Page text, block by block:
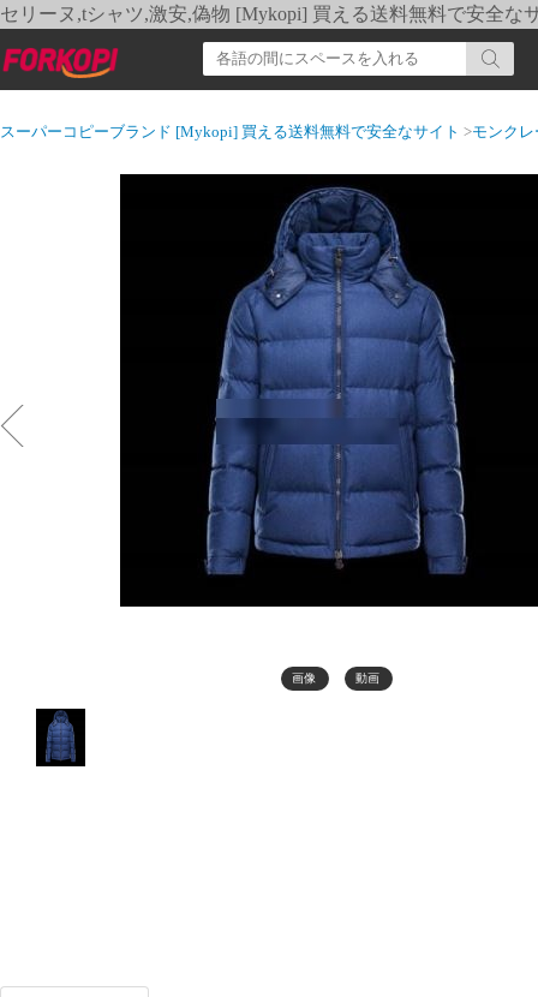
セリーヌ,tシャツ,激安,偽物 [Mykopi] 買える送料無料で安全な
スーパーコピーブランド [Mykopi] 買える送料無料で安全なサイト >モンク
画像 動画